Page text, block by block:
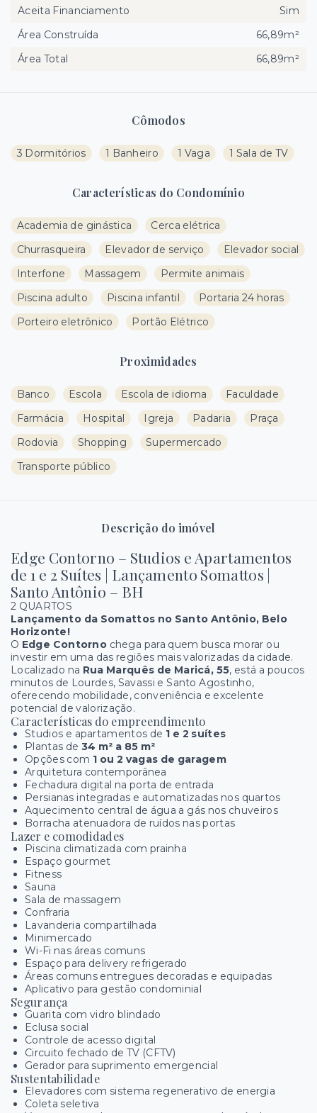
Cômodos
3 Dormitórios 1 Banheiro 1 Vaga 1 Sala de TV
Características do Condomínio
Academia de ginástica
Cerca elétrica
Churrasqueira
Elevador de serviço
Elevador social
Interfone
Massagem
Permite animais
Piscina adulto
Piscina infantil
Portaria 24 horas
Porteiro eletrônico
Portão Elétrico
Proximidades
Banco Escola Escola de idioma
Faculdade
Farmácia
Hospital Igreja Padaria
Praça
Rodovia
Shopping
Supermercado
Transporte público
Descrição do imóvel
Edge Contorno – Studios e Apartamentos
de 1 e 2 Suítes | Lançamento Somattos |
Santo Antônio – BH
2 QUARTOS
Lançamento da Somattos no Santo Antônio, Belo
Horizonte!
O Edge Contorno chega para quem busca morar ou
investir em uma das regiões mais valorizadas da cidade.
Localizado na Rua Marquês de Maricá, 55, está a poucos
minutos de Lourdes, Savassi e Santo Agostinho,
oferecendo mobilidade, conveniência e excelente
potencial de valorização.
Características do empreendimento
Studios e apartamentos de 1 e 2 suítes
Plantas de 34 m² a 85 m²
Opções com 1 ou 2 vagas de garagem
Arquitetura contemporânea
Fechadura digital na porta de entrada
Persianas integradas e automatizadas nos quartos
Aquecimento central de água a gás nos chuveiros
Borracha atenuadora de ruídos nas portas
Lazer e comodidades
Piscina climatizada com prainha
Espaço gourmet
Fitness
Sauna
Sala de massagem
Confraria
Lavanderia compartilhada
Minimercado
Wi-Fi nas áreas comuns
Espaço para delivery refrigerado
Áreas comuns entregues decoradas e equipadas
Aplicativo para gestão condominial
Segurança
Guarita com vidro blindado
Eclusa social
Controle de acesso digital
Circuito fechado de TV (CFTV)
Gerador para suprimento emergencial
Sustentabilidade
Elevadores com sistema regenerativo de energia
Coleta seletiva
Aceita Financiamento
Sim
Área Construída
66,89m²
Área Total
66,89m²